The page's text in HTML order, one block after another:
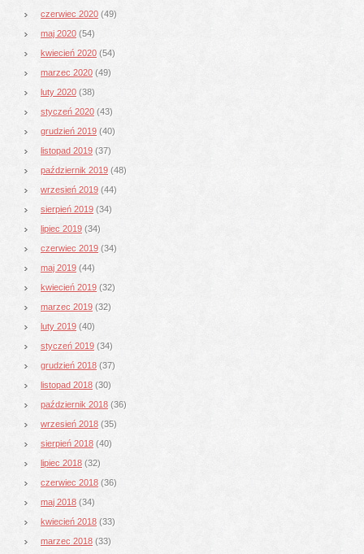
czerwiec 2020 (49)
maj 2020 (54)
kwiecień 2020 (54)
marzec 2020 (49)
luty 2020 (38)
styczeń 2020 (43)
grudzień 2019 (40)
listopad 2019 (37)
październik 2019 (48)
wrzesień 2019 (44)
sierpień 2019 (34)
lipiec 2019 (34)
czerwiec 2019 (34)
maj 2019 (44)
kwiecień 2019 (32)
marzec 2019 (32)
luty 2019 (40)
styczeń 2019 (34)
grudzień 2018 (37)
listopad 2018 (30)
październik 2018 (36)
wrzesień 2018 (35)
sierpień 2018 (40)
lipiec 2018 (32)
czerwiec 2018 (36)
maj 2018 (34)
kwiecień 2018 (33)
marzec 2018 (33)